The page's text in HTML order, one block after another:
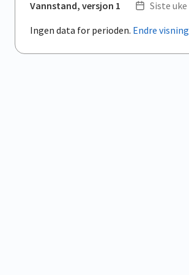
Vannstand, versjon 1 Siste uke
Ingen data for perioden. Endre visning